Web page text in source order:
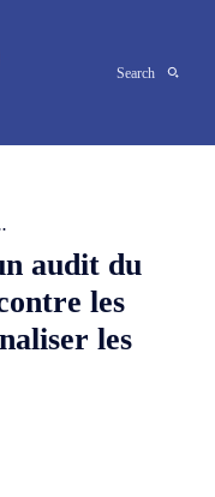
Search
audit du
les
les